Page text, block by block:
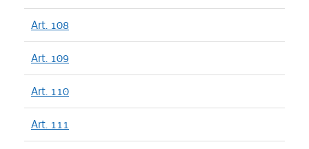
Art. 108
Art. 109
Art. 110
Art. 111